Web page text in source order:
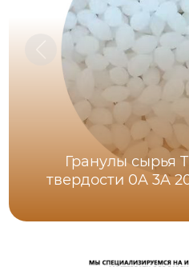
Гранулы сырья
твердости 0A 3A